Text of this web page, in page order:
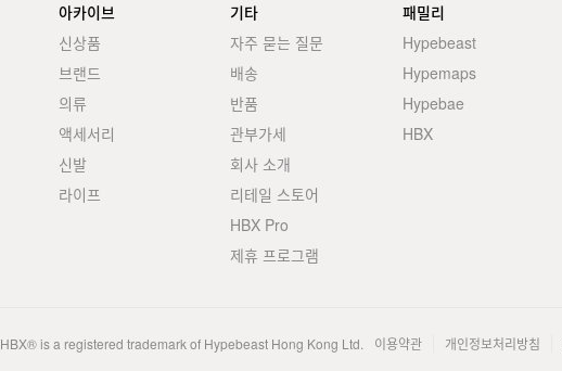
아카이브
신상품
브랜드
의류
액세서리
신발
라이프
기타
자주 묻는 질문
배송
반품
관부가세
회사 소개
리테일 스토어
HBX Pro
제휴 프로그램
패밀리
Hypebeast
Hypemaps
Hypebae
HBX
HBX® is a registered trademark of Hypebeast Hong Kong Ltd. 이용약관 개인정보처리방침